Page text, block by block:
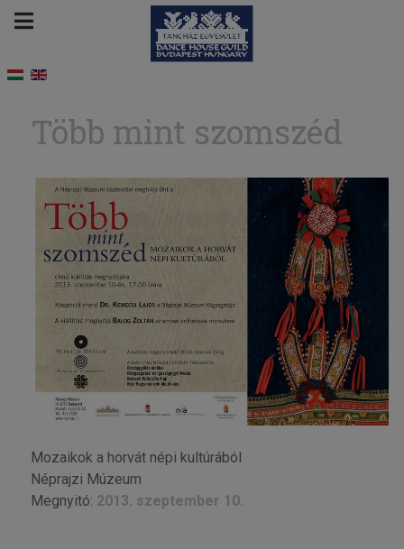
Több mint szomszéd
Mozaikok a horvát népi kultúrából
Néprajzi Múzeum
Megnyitó: 2013. szeptember 10.